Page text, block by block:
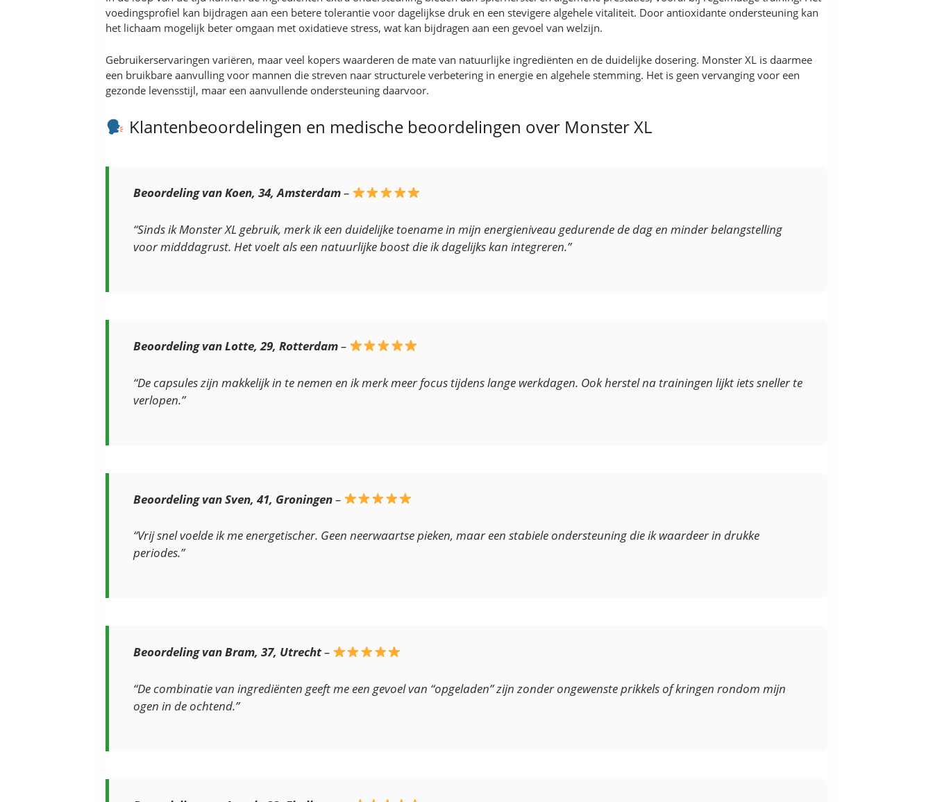
voedingsprofiel kan bijdragen aan een betere tolerantie voor dagelijkse druk en een stevigere algehele vitaliteit. Door antioxidante ondersteuning kan
het lichaam mogelijk beter omgaan met oxidatieve stress, wat kan bijdragen aan een gevoel van welzijn.
Gebruikerservaringen variëren, maar veel kopers waarderen de mate van natuurlijke ingrediënten en de duidelijke dosering. Monster XL is daarmee
een bruikbare aanvulling voor mannen die streven naar structurele verbetering in energie en algehele stemming. Het is geen vervanging voor een
gezonde levensstijl, maar een aanvullende ondersteuning daarvoor.
Klantenbeoordelingen en medische beoordelingen over Monster XL
Beoordeling van Koen, 34, Amsterdam–
“Sinds ik Monster XL gebruik, merk ik een duidelijke toename in mijn energieniveau gedurende de dag en minder belangstelling
voor midddagrust. Het voelt als een natuurlijke boost die ik dagelijks kan integreren.”
Beoordeling van Lotte, 29, Rotterdam–
“De capsules zijn makkelijk in te nemen en ik merk meer focus tijdens lange werkdagen. Ook herstel na trainingen lijkt iets sneller te
verlopen.”
Beoordeling van Sven, 41, Groningen–
“Vrij snel voelde ik me energetischer. Geen neerwaartse pieken, maar een stabiele ondersteuning die ik waardeer in drukke
periodes.”
Beoordeling van Bram, 37, Utrecht–
“De combinatie van ingrediënten geeft me een gevoel van “opgeladen” zijn zonder ongewenste prikkels of kringen rondom mijn
ogen in de ochtend.”